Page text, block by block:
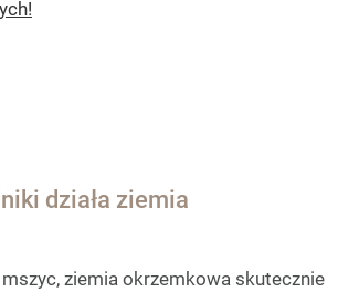
działa ziemia
ziemia okrzemkowa skutecznie